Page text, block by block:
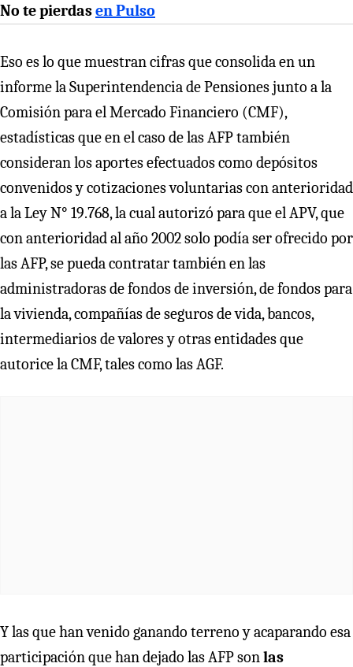
No te pierdasen Pulso
Eso es lo que muestran cifras que consolida en un
informe la Superintendencia de Pensiones junto a la
Comisión para el Mercado Financiero (CMF),
estadísticas que en el caso de las AFP también
consideran los aportes efectuados como depósitos
convenidos y cotizaciones voluntarias con anterioridad
a la Ley N° 19.768, la cual autorizó para que el APV, que
con anterioridad al año 2002 solo podía ser ofrecido por
las AFP, se pueda contratar también en las
administradoras de fondos de inversión, de fondos para
la vivienda, compañías de seguros de vida, bancos,
intermediarios de valores y otras entidades que
autorice la CMF, tales como las AGF.
Y las que han venido ganando terreno y acaparando esa
participación que han dejado las AFP sonlas